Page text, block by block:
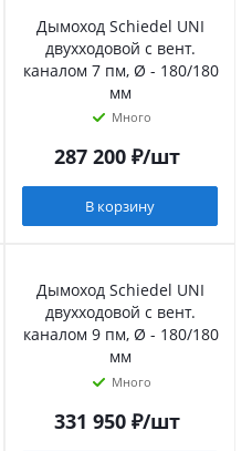
Дымоход Schiedel UNI
двухходовой с вент.
каналом 7 пм, Ø - 180/180
мм
Много
287 200₽/шт
В корзину
Дымоход Schiedel UNI
двухходовой с вент.
каналом 9 пм, Ø - 180/180
мм
Много
331 950₽/шт